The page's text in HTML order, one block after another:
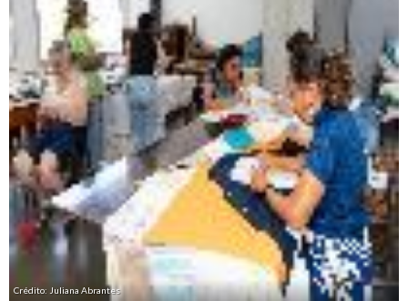
Crédito: Juliana Abrantes